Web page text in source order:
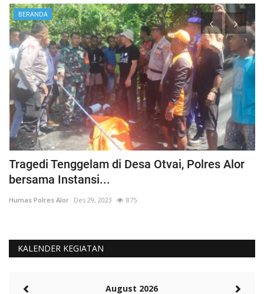
BERANDA
Tragedi Tenggelam di Desa Otvai, Polres Alor
bersama Instansi...
Humas Polres Alor Des 29, 2023 875
KALENDER KEGIATAN
August 2026